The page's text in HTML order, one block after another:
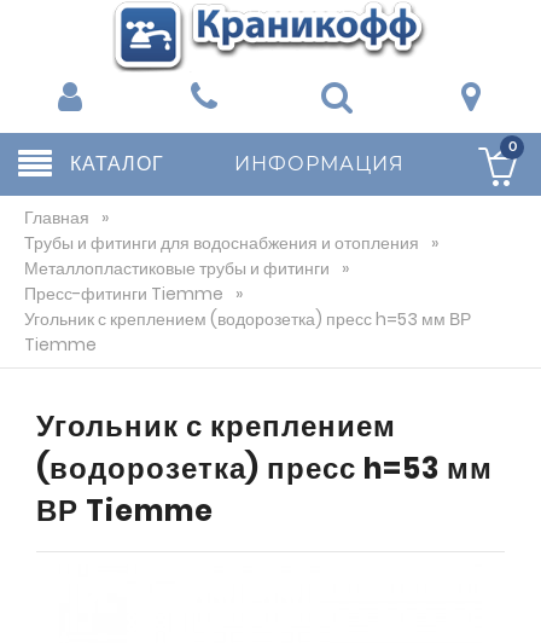
КАТАЛОГ ИНФОРМАЦИЯ
0
Главная »
Трубы и фитинги для водоснабжения и отопления »
Металлопластиковые трубы и фитинги »
Пресс-фитинги Tiemme »
Угольник с креплением (водорозетка) пресс h=53 мм ВР
Tiemme
Угольник с креплением
(водорозетка) пресс h=53 мм
ВР Tiemme